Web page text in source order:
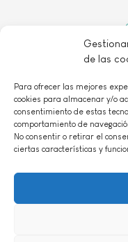
de las
Para ofrecer las mejores
cookies para almacenar y/o
consentimiento de estas
comportamiento de
No consentir o retirar el
ciertas características y
C/Coso,
ASOCIACIÓN DECLARADA DE